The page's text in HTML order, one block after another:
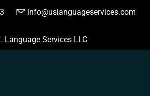
info@uslanguageservices.com
HACER PEDIDO
Language Services LLC